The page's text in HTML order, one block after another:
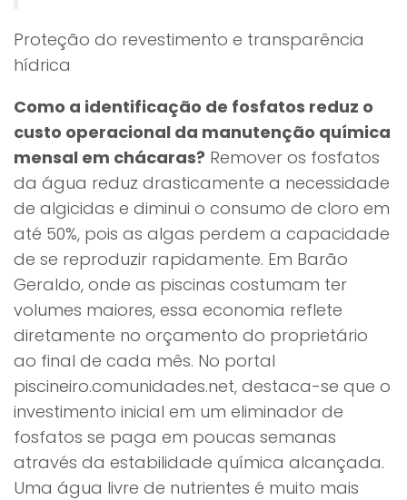
Proteção do revestimento e transparência
hídrica
Como a identificação de fosfatos reduz o
custo operacional da manutenção química
mensal em chácaras? Remover os fosfatos
da água reduz drasticamente a necessidade
de algicidas e diminui o consumo de cloro em
até 50%, pois as algas perdem a capacidade
de se reproduzir rapidamente. Em Barão
Geraldo, onde as piscinas costumam ter
volumes maiores, essa economia reflete
diretamente no orçamento do proprietário
ao final de cada mês. No portal
piscineiro.comunidades.net, destaca-se que o
investimento inicial em um eliminador de
fosfatos se paga em poucas semanas
através da estabilidade química alcançada.
Uma água livre de nutrientes é muito mais